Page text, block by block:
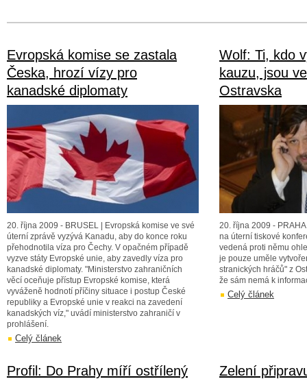
Evropská komise se zastala
Česka, hrozí vízy pro
kanadské diplomaty
20. října 2009 - BRUSEL | Evropská komise ve své
úterní zprávě vyzývá Kanadu, aby do konce roku
přehodnotila víza pro Čechy. V opačném případě
vyzve státy Evropské unie, aby zavedly víza pro
kanadské diplomaty. "Ministerstvo zahraničních
věcí oceňuje přístup Evropské komise, která
vyváženě hodnotí příčiny situace i postup České
republiky a Evropské unie v reakci na zavedení
kanadských víz," uvádí ministerstvo zahraničí v
prohlášení.
Celý článek
Wolf: Ti, kdo
kauzu, jsou
Ostravska
20. října 2009 -
na úterní tiskové
vedená proti němu
je pouze uměle
stranických hráčů" z
že sám nemá k
Celý článek
Profil: Do Prahy míří ostřílený
Zelení